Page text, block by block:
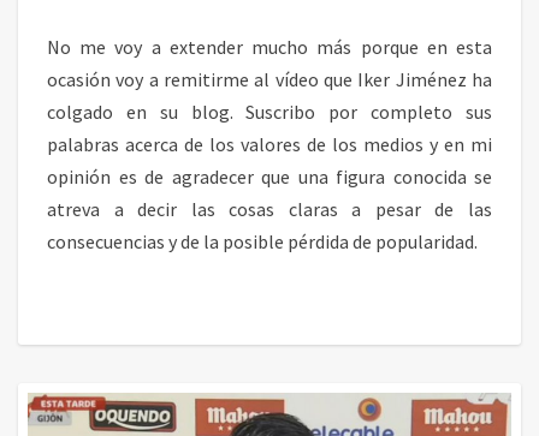
No me voy a extender mucho más porque en esta
ocasión voy a remitirme al vídeo que Iker Jiménez ha
colgado en su blog. Suscribo por completo sus
palabras acerca de los valores de los medios y en mi
opinión es de agradecer que una figura conocida se
atreva a decir las cosas claras a pesar de las
consecuencias y de la posible pérdida de popularidad.